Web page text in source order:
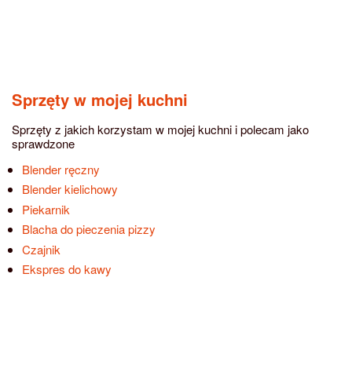
Sprzęty w mojej kuchni
Sprzęty z jakich korzystam w mojej kuchni i polecam jako
sprawdzone
Blender ręczny
Blender kielichowy
Piekarnik
Blacha do pieczenia pizzy
Czajnik
Ekspres do kawy